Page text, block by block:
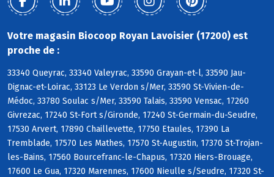
Votre magasin Biocoop Royan Lavoisier (17200) est
proche de :
33340 Queyrac, 33340 Valeyrac, 33590 Grayan-et-l, 33590 Jau-
Dignac-et-Loirac, 33123 Le Verdon s/Mer, 33590 St-Vivien-de-
Médoc, 33780 Soulac s/Mer, 33590 Talais, 33590 Vensac, 17260
Givrezac, 17240 St-Fort s/Gironde, 17240 St-Germain-du-Seudre,
17530 Arvert, 17890 Chaillevette, 17750 Etaules, 17390 La
Tremblade, 17570 Les Mathes, 17570 St-Augustin, 17370 St-Trojan-
les-Bains, 17560 Bourcefranc-le-Chapus, 17320 Hiers-Brouage,
17600 Le Gua, 17320 Marennes, 17600 Nieulle s/Seudre, 17320 St-